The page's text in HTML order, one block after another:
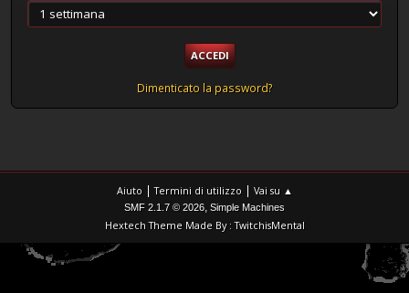
Dimenticato la password?
Aiuto |Termini di utilizzo | Vai su ▲
SMF 2.1.7 © 2026, Simple Machines
Hextech Theme Made By : TwitchisMental